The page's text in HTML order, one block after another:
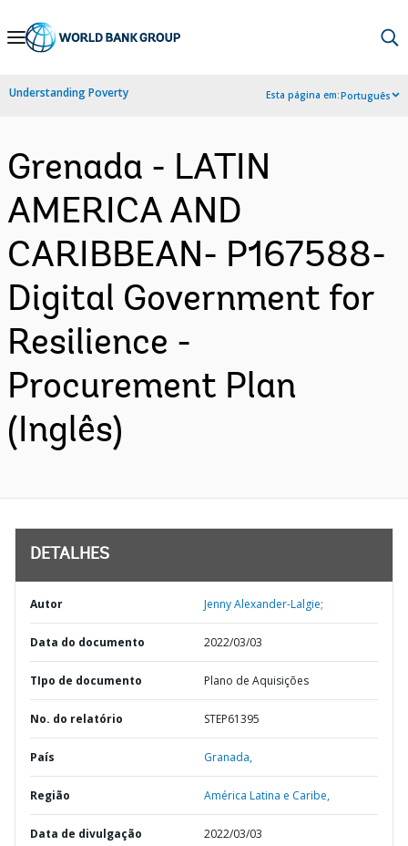
Skip
Navigation
Understanding Poverty Esta página em:Português
Grenada - LATIN
AMERICA AND
CARIBBEAN- P167588-
Digital Government for
Resilience -
Procurement Plan
(Inglês)
DETALHES
Autor Jenny Alexander-Lalgie;
Data do documento 2022/03/03
TIpo de documento Plano de Aquisições
No. do relatório STEP61395
País Granada,
Região América Latina e Caribe,
Data de divulgação 2022/03/03